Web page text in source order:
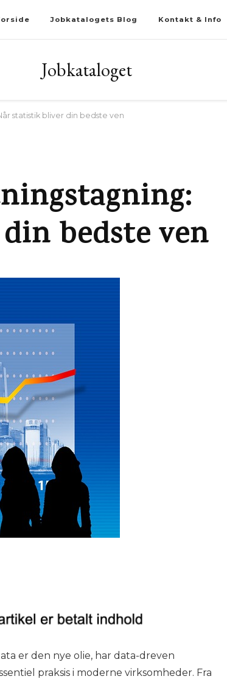
Jobkatalogets Blog Kontakt & Info
Jobkataloget
statistik bliver din bedste ven
bedste ven
er den nye olie, har data-dreven
praksis i moderne virksomheder. Fra